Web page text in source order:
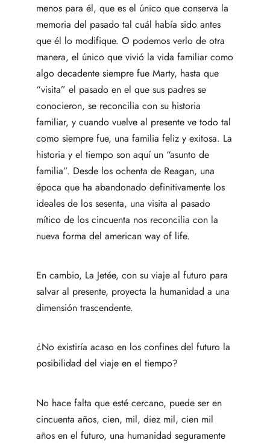
menos para él, que es el único que conserva la
memoria del pasado tal cuál había sido antes
que él lo modifique. O podemos verlo de otra
manera, el único que vivió la vida familiar como
algo decadente siempre fue Marty, hasta que
“visita” el pasado en el que sus padres se
conocieron, se reconcilia con su historia
familiar, y cuando vuelve al presente ve todo tal
como siempre fue, una familia feliz y exitosa. La
historia y el tiempo son aquí un “asunto de
familia”. Desde los ochenta de Reagan, una
época que ha abandonado definitivamente los
ideales de los sesenta, una visita al pasado
mítico de los cincuenta nos reconcilia con la
nueva forma del american way of life.
En cambio, La Jetée, con su viaje al futuro para
salvar al presente, proyecta la humanidad a una
dimensión trascendente.
¿No existiría acaso en los confines del futuro la
posibilidad del viaje en el tiempo?
No hace falta que esté cercano, puede ser en
cincuenta años, cien, mil, diez mil, cien mil
años en el futuro, una humanidad seguramente